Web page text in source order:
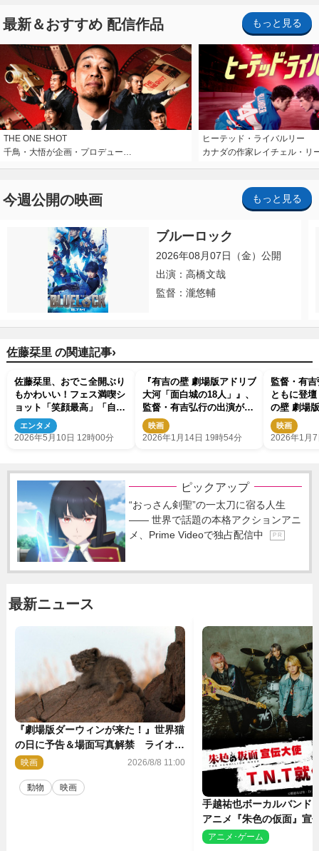
最新＆おすすめ 配信作品 もっと見る
THE ONE SHOT
千鳥・大悟が企画・プロデュー…
ヒーテッド・ライバルリー
カナダの作家レイチェル・リ
今週公開の映画 もっと見る
ブルーロック
2026年08月07日（金）公開
出演：高橋文哉
監督：瀧悠輔
佐藤栞里 の関連記事›
佐藤栞里、おでこ全開ぶり
もかわいい！フェス満喫シ
ョット「笑顔最高」「自然
体で素敵」
エンタメ
2026年5月10日 12時00分
『有吉の壁 劇場版アドリブ
大河「面白城の18人」』、
監督・有吉弘行の出演が発
表 殿役として有壁隊を追
い詰める！
映画
2026年1月14日 19時54分
監督・有
ともに登
の壁 劇場
「面白城
いさつが
映画
2026年1月
ピックアップ
“おっさん剣聖”の一太刀に宿る人生
―― 世界で話題の本格アクションアニ
メ、Prime Videoで独占配信中
P R
最新ニュース
『劇場版ダーウィンが来た！』世界猫
の日に予告＆場面写真解禁 ライオン
やマヌルネコの赤ちゃんが大集合
映画 2026/8/8 11:00
動物 映画
手越祐也ボーカルバンド
アニメ『朱色の仮面』宣
決定
アニメ･ゲーム